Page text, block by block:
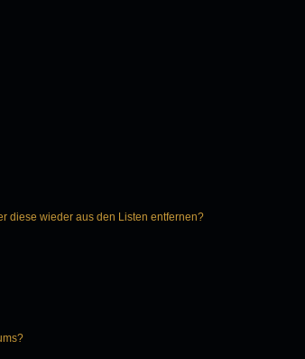
diese wieder aus den Listen entfernen?